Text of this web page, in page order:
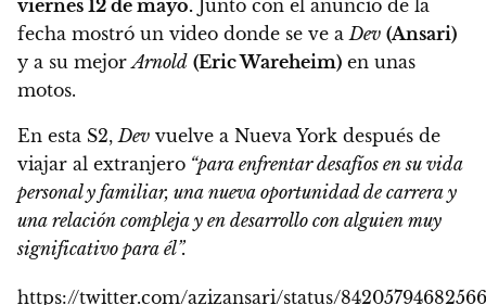
viernes 12 de mayo. Junto con el anuncio de la
fecha mostró un video donde se ve aDev (Ansari)
y a su mejorArnold (Eric Wareheim) en unas
motos.
En esta S2,Dev vuelve a Nueva York después de
viajar al extranjero “para enfrentar desafíos en su vida
personal y familiar, una nueva oportunidad de carrera y
una relación compleja y en desarrollo con alguien muy
significativo para él”.
https://twitter.com/azizansari/status/